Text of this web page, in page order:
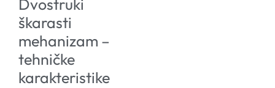
Dvostruki
škarasti
mehanizam –
tehničke
karakteristike